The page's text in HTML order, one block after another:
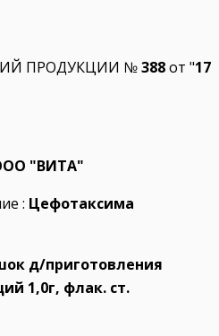
ПРОДУКЦИИ №388от "17
"ВИТА"
: Цефотаксима
д/приготовления
1,0г, флак. ст.